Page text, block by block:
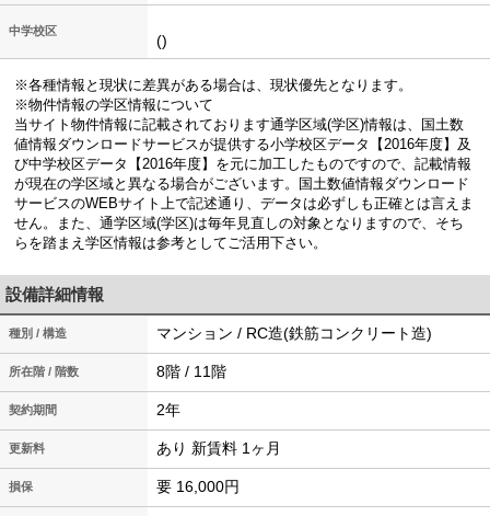
中学校区
()
※各種情報と現状に差異がある場合は、現状優先となります。
※物件情報の学区情報について
当サイト物件情報に記載されております通学区域(学区)情報は、国土数
値情報ダウンロードサービスが提供する小学校区データ【2016年度】及
び中学校区データ【2016年度】を元に加工したものですので、記載情報
が現在の学区域と異なる場合がございます。国土数値情報ダウンロード
サービスのWEBサイト上で記述通り、データは必ずしも正確とは言えま
せん。また、通学区域(学区)は毎年見直しの対象となりますので、そち
らを踏まえ学区情報は参考としてご活用下さい。
設備詳細情報
種別 / 構造 マンション / RC造(鉄筋コンクリート造)
所在階 / 階数 8階 / 11階
契約期間 2年
更新料 あり 新賃料 1ヶ月
損保 要 16,000円